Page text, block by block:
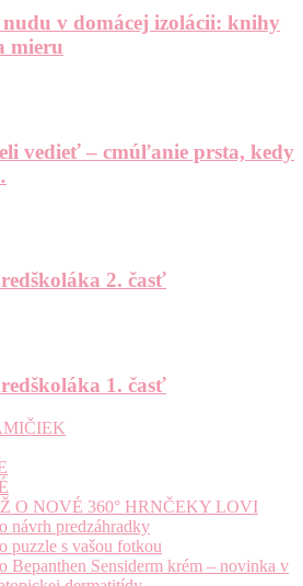
nudu v domácej izolácii: knihy
mieru
vedieť – cmúľanie prsta, kedy
2. časť
1. časť
O NOVÉ 360° HRNČEKY LOVI
návrh predzáhradky
puzzle s vašou fotkou
Bepanthen Sensiderm krém – novinka v